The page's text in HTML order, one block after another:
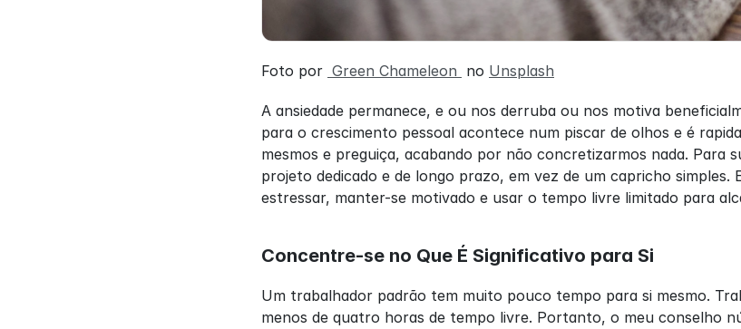
Foto por Green Chameleon no Unsplash
A ansiedade permanece, e ou nos derruba ou nos motiva
para o crescimento pessoal acontece num piscar de olhos e é
mesmos e preguiça, acabando por não concretizarmos nada. Para
projeto dedicado e de longo prazo, em vez de um capricho
estressar, manter-se motivado e usar o tempo livre limitado para
Concentre-se no Que É Significativo para Si
Um trabalhador padrão tem muito pouco tempo para si mesmo.
menos de quatro horas de tempo livre. Portanto, o meu conselho